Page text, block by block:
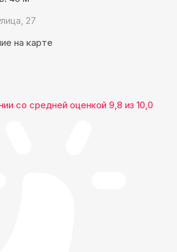
27
на карте
со средней оценкой 9,8 из 10,0